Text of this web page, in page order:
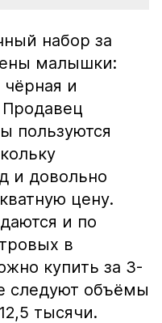
набор за
малышки:
и
пользуются
и довольно
цену.
и по
в
купить за 3-
следуют объёмы
тысячи.